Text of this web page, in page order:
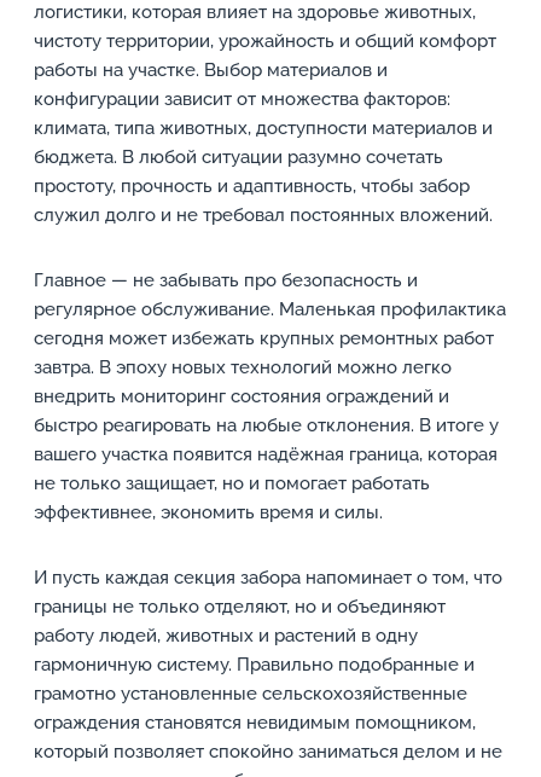
логистики, которая влияет на здоровье животных,
чистоту территории, урожайность и общий комфорт
работы на участке. Выбор материалов и
конфигурации зависит от множества факторов:
климата, типа животных, доступности материалов и
бюджета. В любой ситуации разумно сочетать
простоту, прочность и адаптивность, чтобы забор
служил долго и не требовал постоянных вложений.
Главное — не забывать про безопасность и
регулярное обслуживание. Маленькая профилактика
сегодня может избежать крупных ремонтных работ
завтра. В эпоху новых технологий можно легко
внедрить мониторинг состояния ограждений и
быстро реагировать на любые отклонения. В итоге у
вашего участка появится надёжная граница, которая
не только защищает, но и помогает работать
эффективнее, экономить время и силы.
И пусть каждая секция забора напоминает о том, что
границы не только отделяют, но и объединяют
работу людей, животных и растений в одну
гармоничную систему. Правильно подобранные и
грамотно установленные сельскохозяйственные
ограждения становятся невидимым помощником,
который позволяет спокойно заниматься делом и не